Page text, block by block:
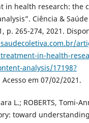
in health research: the
Ciência &
p. 265-274, 2021.
in-health-
analysis/17198?
Acesso em 07/02/2021.
L.; ROBERTS, Tomi-
toward understanding